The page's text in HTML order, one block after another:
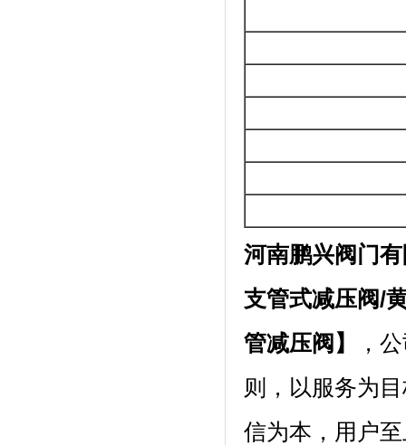
河南鹏兴阀门
支管式减压阀/
管减压阀】
，
则，以服务为
信为本，用户